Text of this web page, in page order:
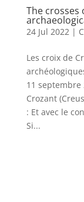
The crosses
24 Jul 2022 |
Les croix de
11 septembre
Crozant
: Et avec le
Si...